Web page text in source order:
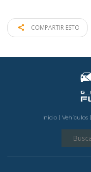
COMPARTIR ESTO
Inicio Vehículos